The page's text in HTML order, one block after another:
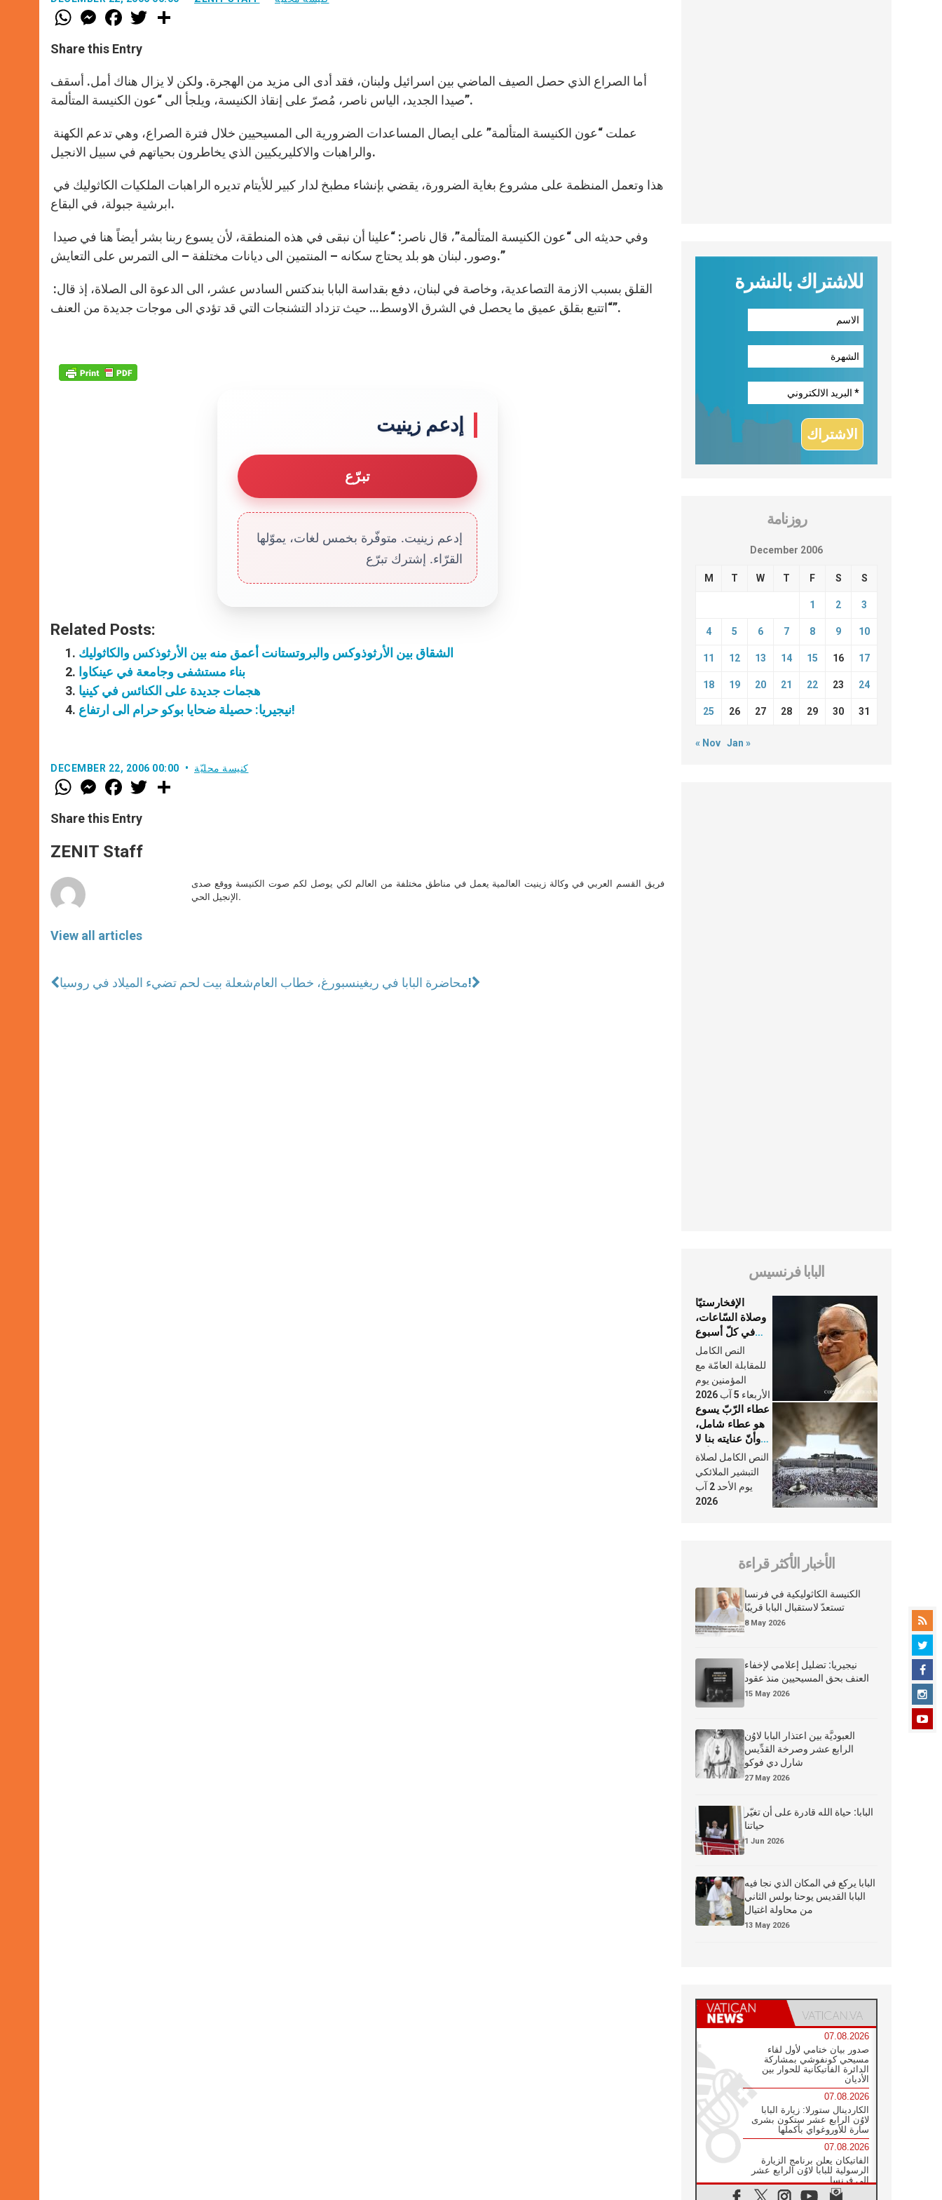
W
h
t
s
p
p
M
e
s
e
g
e
r
F
a
e
b
o
k
w
r
Share this Entry
أما الصراع الذي حصل الصيف الماضي بين اسرائيل ولبنان، فقد أدى الى مزيد من الهجرة. ولكن لا يزال هناك أمل. أسقف
صيدا الجديد، الياس ناصر، مُصرّ على إنقاذ الكنيسة، ويلجأ الى “عون الكنيسة المتألمة”.
والراهبات والاكليريكيين الذي يخاطرون بحياتهم في سبيل الانجيل.
ابرشية جبولة، في البقاع.
وصور. لبنان هو بلد يحتاج سكانه – المنتمين الى ديانات مختلفة – الى التمرس على التعايش.”
“اتتبع بقلق عميق ما يحصل في الشرق الاوسط… حيث تزداد التشنجات التي قد تؤدي الى موجات جديدة من العنف”.
إدعم زينيت
تبرّع
إدعم زينيت. متوفّرة بخمس لغات، يموّلها
القرّاء. إشترك تبرّع
Related Posts:
الشقاق بين الأرثوذوكس والبروتستانت أعمق منه بين الأرثوذكس والكاثوليك
بناء مستشفى وجامعة في عينكاوا
هجمات جديدة على الكنائس في كينيا
نيجيريا: حصيلة ضحايا بوكو حرام الى ارتفاع!
DECEMBER 22, 2006 00:00 كنيسة محليّة
W
h
t
s
p
p
M
e
s
e
g
e
F
a
e
b
o
k
w
Share this Entry
ZENIT Staff
View all articles
فريق القسم العربي في وكالة زينيت العالمية يعمل في مناطق مختلفة من العالم لكي يوصل لكم صوت الكنيسة ووقع صدى
الإنجيل الحي.
شعلة بيت لحم تضيء الميلاد في روسيا محاضرة البابا في ريغينسبورغ، خطاب العام!
للاشتراك بالنشرة
روزنامة
December 2006
M T W T F S S
1 2 3
4 5 6 7 8 9 10
11 12 13 14 15 16 17
18 19 20 21 22 23 24
25 26 27 28 29 30 31
« Nov Jan »
البابا فرنسيس
الإفخارستيّا
وصلاة السّاعات،
في كلّ أسبوع
وكلّ يوم، هما
النَّفَس في حياة
الكنيسة
النص الكامل
للمقابلة العامّة مع
المؤمنين يوم
الأربعاء 5 آب 2026
عطاء الرّبّ يسوع
هو عطاء شامل،
وأنّ عنايته بنا لا
تغيب عنّا أبدًا
النص الكامل لصلاة
التبشير الملائكي
يوم الأحد 2 آب
2026
الأخبار الأكثر قراءة
الكنيسة الكاثوليكية في فرنسا
تستعدّ لاستقبال البابا قريبًا
8 May 2026
نيجيريا: تضليل إعلامي لإخفاء
العنف بحق المسيحيين منذ عقود
15 May 2026
العبوديَّة بين اعتذار البابا لاوُن
الرابع عشر وصرخة القدِّيس
شارل دي فوكو
27 May 2026
البابا: حياة الله قادرة على أن تغيّر
حياتنا
1 Jun 2026
البابا يركع في المكان الذي نجا فيه
البابا القديس يوحنا بولس الثاني
من محاولة اغتيال
13 May 2026
07.08.2026
صدور بيان ختامي لأول لقاء
مسيحي كونفوشي بمشاركة
الدائرة الفاتيكانية للحوار بين
الأديان
07.08.2026
الكاردينال ستورلا: زيارة البابا
لاوُن الرابع عشر ستكون بشرى
سارة للأوروغواي بأكملها
07.08.2026
الفاتيكان يعلن برنامج الزيارة
الرسولية للبابا لاوُن الرابع عشر
إلى فرنسا
07.08.2026